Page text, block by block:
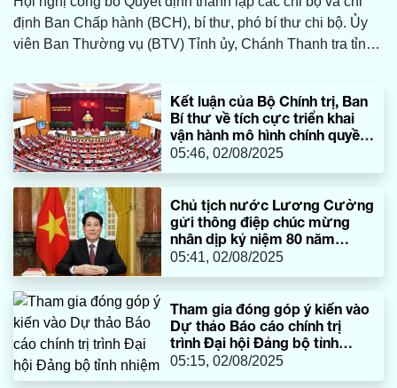
định Ban Chấp hành (BCH), bí thư, phó bí thư chi bộ. Ủy
viên Ban Thường vụ (BTV) Tỉnh ủy, Chánh Thanh tra tỉnh
Kết luận của Bộ Chính trị, Ban
Bí thư về tích cực triển khai
vận hành mô hình chính quyền
địa phương 2 cấp, chuyển
05:46, 02/08/2025
Chủ tịch nước Lương Cường
gửi thông điệp chúc mừng
nhân dịp kỷ niệm 80 năm
thành lập Liên hợp quốc
05:41, 02/08/2025
Tham gia đóng góp ý kiến vào
Dự thảo Báo cáo chính trị
trình Đại hội Đảng bộ tỉnh
nhiệm kỳ 2025-2030 (Tiếp
05:15, 02/08/2025